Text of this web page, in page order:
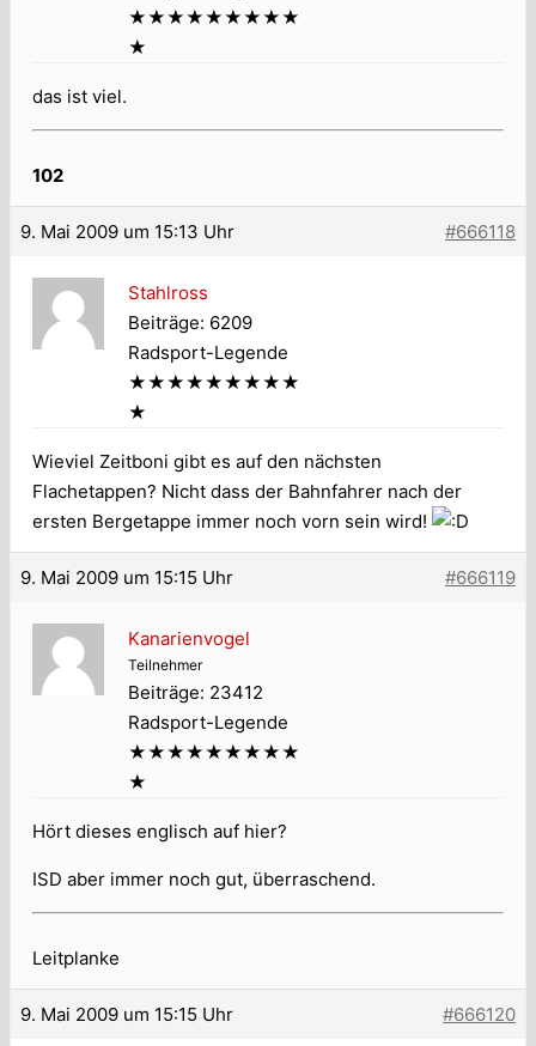
★★★★★★★★★
★
das ist viel.
102
9. Mai 2009 um 15:13 Uhr #666118
Stahlross
Beiträge: 6209
Radsport-Legende
★★★★★★★★★
★
Wieviel Zeitboni gibt es auf den nächsten
Flachetappen? Nicht dass der Bahnfahrer nach der
ersten Bergetappe immer noch vorn sein wird!
9. Mai 2009 um 15:15 Uhr #666119
Kanarienvogel
Teilnehmer
Beiträge: 23412
Radsport-Legende
★★★★★★★★★
★
Hört dieses englisch auf hier?
ISD aber immer noch gut, überraschend.
Leitplanke
9. Mai 2009 um 15:15 Uhr #666120